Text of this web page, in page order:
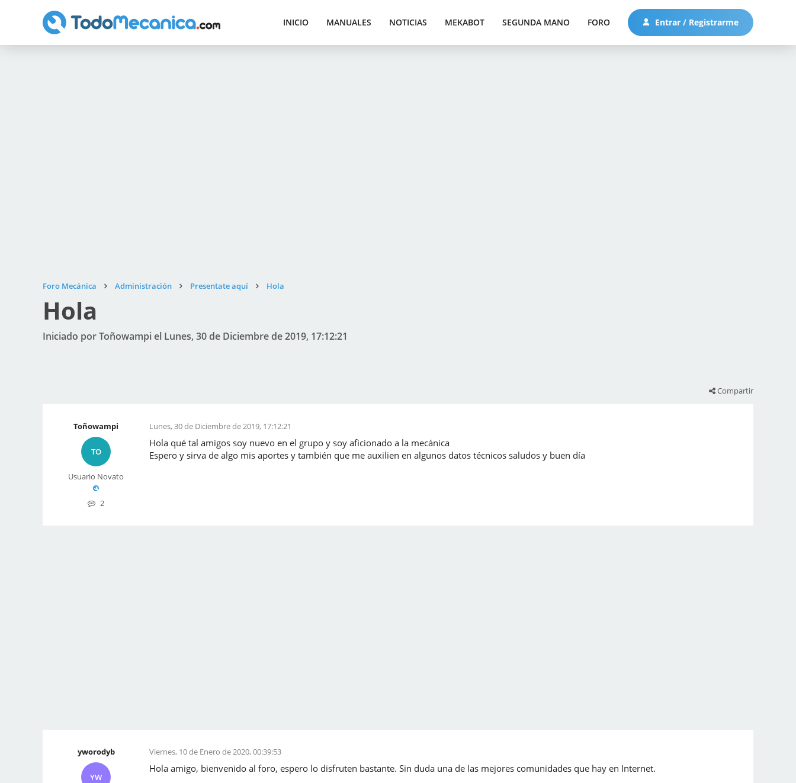
INICIO MANUALES NOTICIAS MEKABOT SEGUNDA MANO FORO Entrar / Registrarme
Foro Mecánica Administración Presentate aquí Hola
Hola
Iniciado por Toñowampi el Lunes, 30 de Diciembre de 2019, 17:12:21
Compartir
Toñowampi
TO
Usuario Novato
2
Lunes, 30 de Diciembre de 2019, 17:12:21
Hola qué tal amigos soy nuevo en el grupo y soy aficionado a la mecánica
Espero y sirva de algo mis aportes y también que me auxilien en algunos datos técnicos saludos y buen día
yworodyb
YW
Viernes, 10 de Enero de 2020, 00:39:53
Hola amigo, bienvenido al foro, espero lo disfruten bastante. Sin duda una de las mejores comunidades que hay en Internet.